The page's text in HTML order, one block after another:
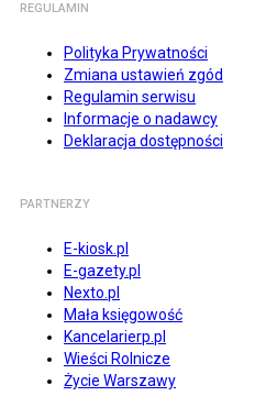
REGULAMIN
Polityka Prywatności
Zmiana ustawień zgód
Regulamin serwisu
Informacje o nadawcy
Deklaracja dostępności
PARTNERZY
E-kiosk.pl
E-gazety.pl
Nexto.pl
Mała księgowość
Kancelarierp.pl
Wieści Rolnicze
Życie Warszawy